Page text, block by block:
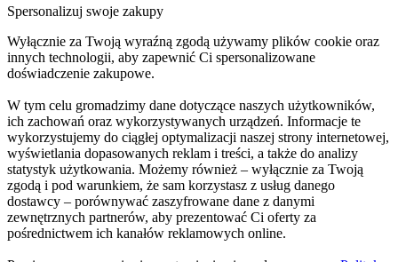
Spersonalizuj swoje zakupy
Wyłącznie za Twoją wyraźną zgodą używamy plików cookie oraz
innych technologii, aby zapewnić Ci spersonalizowane
doświadczenie zakupowe.
W tym celu gromadzimy dane dotyczące naszych użytkowników,
ich zachowań oraz wykorzystywanych urządzeń. Informacje te
wykorzystujemy do ciągłej optymalizacji naszej strony internetowej,
wyświetlania dopasowanych reklam i treści, a także do analizy
statystyk użytkowania. Możemy również – wyłącznie za Twoją
zgodą i pod warunkiem, że sam korzystasz z usług danego
dostawcy – porównywać zaszyfrowane dane z danymi
zewnętrznych partnerów, aby prezentować Ci oferty za
pośrednictwem ich kanałów reklamowych online.